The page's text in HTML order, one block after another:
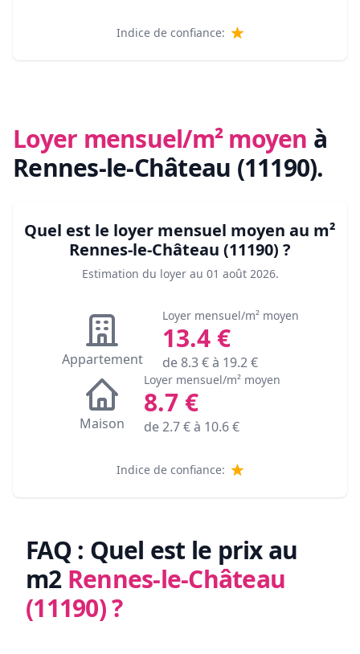
Indice de confiance:
Loyer mensuel/m² moyen à
Rennes-le-Château (11190).
Quel est le loyer mensuel moyen au m²
Rennes-le-Château (11190) ?
Estimation du loyer au 01 août 2026.
Appartement
Loyer mensuel/m² moyen
13.4€
de8.3€ à 19.2€
Maison
Loyer mensuel/m² moyen
8.7 €
de2.7€ à 10.6€
Indice de confiance:
FAQ : Quel est le prix au
m2 Rennes-le-Château
(11190)?